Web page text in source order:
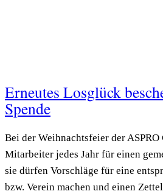
Erneutes Losglück
Spende
Bei der Weihnachtsfeier der ASPRO
Mitarbeiter jedes Jahr für einen
sie dürfen Vorschläge für eine
bzw. Verein machen und einen